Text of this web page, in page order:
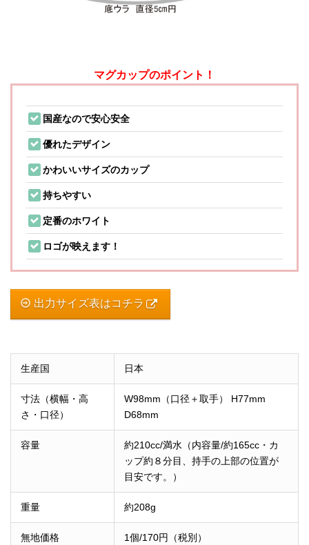
マグカップのポイント！
国産なので安心安全
優れたデザイン
かわいいサイズのカップ
持ちやすい
定番のホワイト
ロゴが映えます！
出力サイズ表はコチラ
生産国 日本
寸法（横幅・高
さ・口径）
W98mm（口径＋取手） H77mm
D68mm
容量
約210cc/満水（内容量/約165cc・カ
ップ約８分目、持手の上部の位置が
目安です。）
重量 約208g
無地価格 1個/170円（税別）